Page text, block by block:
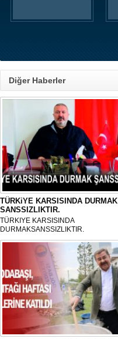
Diğer Haberler
TÜRKiYE KARSISINDA DURMAK
SANSSIZLIKTIR.
TÜRKIYE KARSISINDA
DURMAKSANSSIZLIKTIR.